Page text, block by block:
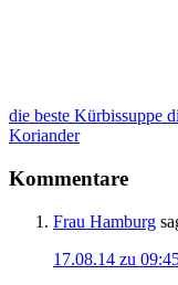
die beste Kürbissuppe
Koriander
Kommentare
Frau Hamburg
17.08.14 zu